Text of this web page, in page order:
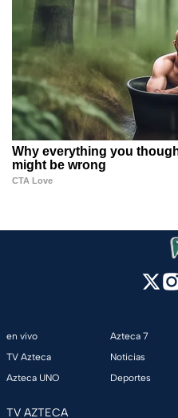
en vivo
TV Azteca
Azteca UNO
Azteca 7
Noticias
Deportes
TV AZTECA